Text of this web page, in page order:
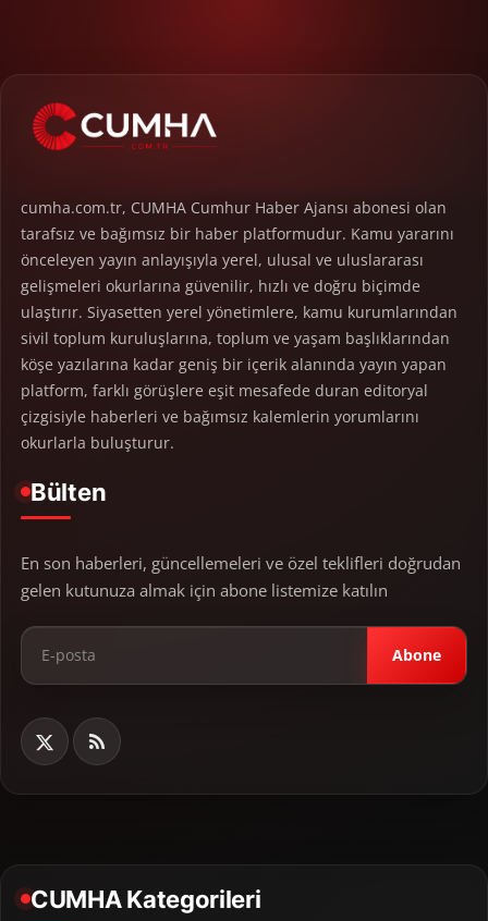
cumha.com.tr, CUMHA Cumhur Haber Ajansı abonesi olan
tarafsız ve bağımsız bir haber platformudur. Kamu yararını
önceleyen yayın anlayışıyla yerel, ulusal ve uluslararası
gelişmeleri okurlarına güvenilir, hızlı ve doğru biçimde
ulaştırır. Siyasetten yerel yönetimlere, kamu kurumlarından
sivil toplum kuruluşlarına, toplum ve yaşam başlıklarından
köşe yazılarına kadar geniş bir içerik alanında yayın yapan
platform, farklı görüşlere eşit mesafede duran editoryal
çizgisiyle haberleri ve bağımsız kalemlerin yorumlarını
okurlarla buluşturur.
Bülten
En son haberleri, güncellemeleri ve özel teklifleri doğrudan
gelen kutunuza almak için abone listemize katılın
Abone
CUMHA Kategorileri